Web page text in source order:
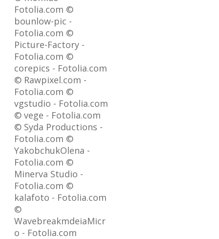
Fotolia.com ©
bounlow-pic -
Fotolia.com ©
Picture-Factory -
Fotolia.com ©
corepics - Fotolia.com
© Rawpixel.com -
Fotolia.com ©
vgstudio - Fotolia.com
© vege - Fotolia.com
© Syda Productions -
Fotolia.com ©
YakobchukOlena -
Fotolia.com ©
Minerva Studio -
Fotolia.com ©
kalafoto - Fotolia.com
©
WavebreakmdeiaMicr
o - Fotolia.com